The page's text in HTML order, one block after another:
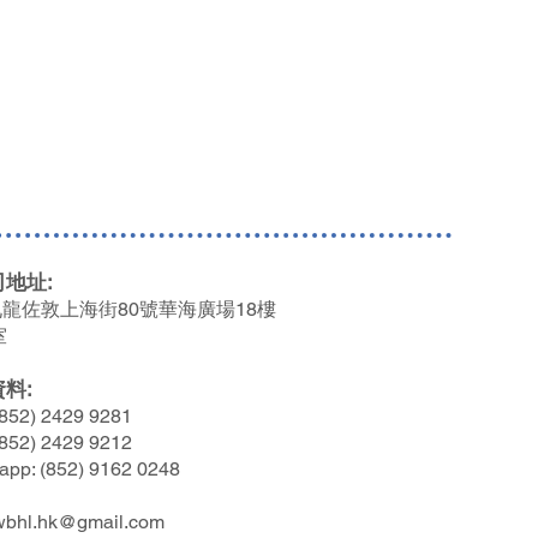
地址:
佐敦上海街80號華海廣場18樓
料:
2429 9281
2429 9212
(852) 9162 0248